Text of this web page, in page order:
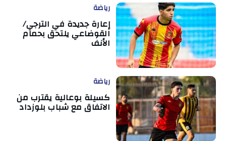
رياضة
إعارة جديدة في الترجي/
القوضاعي يلتحق بحمام
الأنف
رياضة
كسيلة بوعالية يقترب من
الاتفاق مع شباب بلوزداد